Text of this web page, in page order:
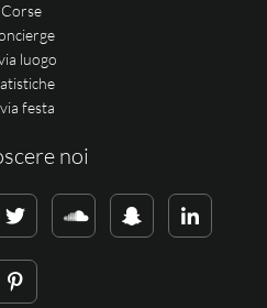
Corse
luogo
festa
noi